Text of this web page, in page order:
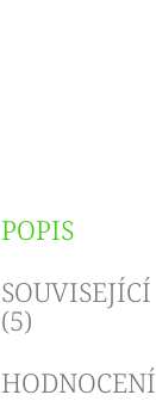
POPIS
SOUVISEJÍCÍ
(5)
HODNOCENÍ